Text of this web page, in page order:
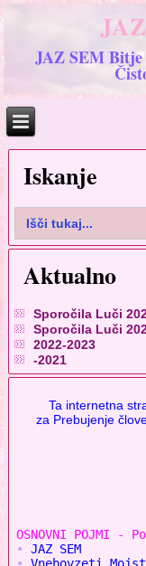
JAZ SEM
Iskanje
Search
for:
Aktualno
Sporočila Luči
Sporočila Luči
2022-2023
-2021
Ta internetna
za Prebujenje
OSNOVNI POJMI -
•